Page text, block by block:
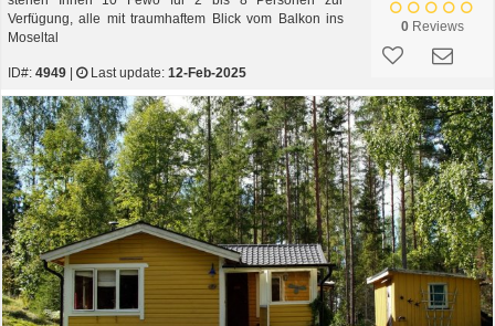
Verfügung, alle mit traumhaftem Blick vom Balkon ins
Moseltal
ID#: 4949 | Last update: 12-Feb-2025
0Reviews